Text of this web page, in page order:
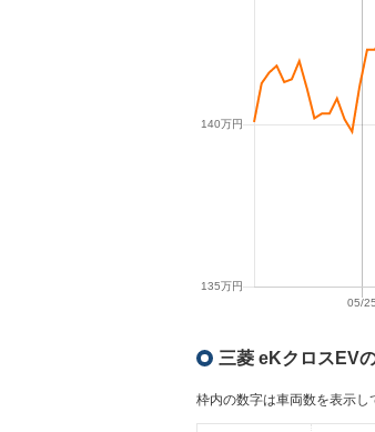
三菱 eKクロスEV
枠内の数字は車両数を表示し